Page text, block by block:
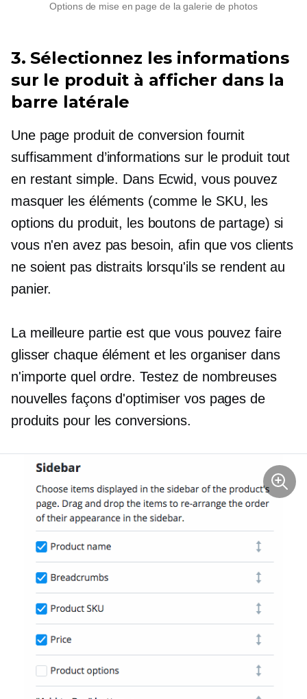
Options de mise en page de la galerie de photos
3. Sélectionnez les informations
sur le produit à afficher dans la
barre latérale
Une page produit de conversion fournit
suffisamment d’informations sur le produit tout
en restant simple. Dans Ecwid, vous pouvez
masquer les éléments (comme le SKU, les
options du produit, les boutons de partage) si
vous n'en avez pas besoin, afin que vos clients
ne soient pas distraits lorsqu'ils se rendent au
panier.
La meilleure partie est que vous pouvez faire
glisser chaque élément et les organiser dans
n'importe quel ordre. Testez de nombreuses
nouvelles façons d'optimiser vos pages de
produits pour les conversions.